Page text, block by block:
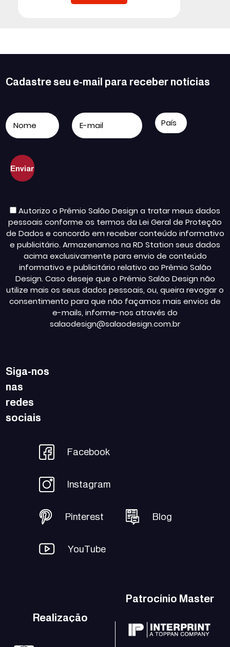
Cadastre seu e-mail para receber notícias
Autorizo o Prêmio Salão Design a tratar meus dados
pessoais conforme os termos da Lei Geral de Proteção
de Dados e concordo em receber conteúdo informativo
e publicitário. Armazenamos na RD Station seus dados
acima exclusivamente para envio de conteúdo
informativo e publicitário relativo ao Prêmio Salão
Design. Caso deseje que o Prêmio Salão Design não
utilize mais os seus dados pessoais, ou, queira revogar o
consentimento para que não façamos mais envios de
e-mails, informe-nos através do
salaodesign@salaodesign.com.br
Siga-nos
nas
redes
sociais
Facebook
Instagram
Pinterest Blog
YouTube
Realização
Patrocínio Master